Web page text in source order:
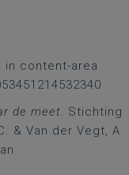
in content-area
de meet. Stichting
& Van der Vegt, A.